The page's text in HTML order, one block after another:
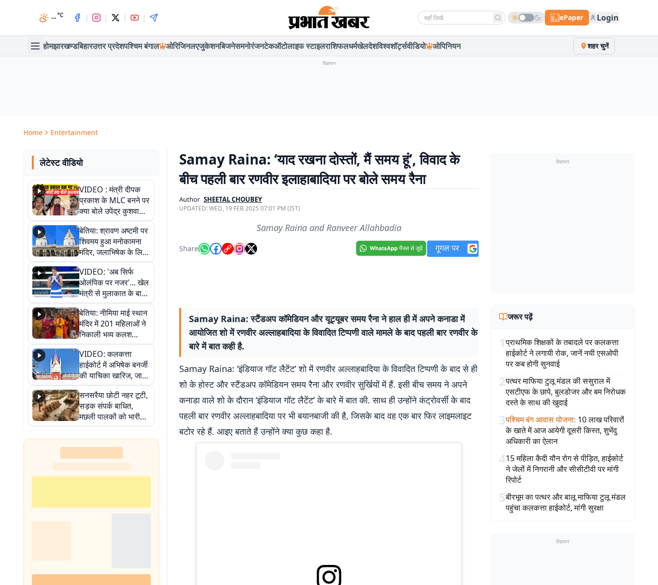
--°C | | | | Search news ePaper Login
होमझारखण्डबिहारउत्तर प्रदेशपश्चिम बंगाल ओरिजिनलएजुकेशनबिजनेसमनोरंजनटेकऑटोलाइफ स्टाइलराशिफलधर्मखेलदेशविश्वशॉर्ट्सवीडियो ओपिनियन शहर चुनें
विज्ञापन
Home Entertainment
लेटेस्ट वीडियो
VIDEO : मंत्री दीपक
प्रकाश के MLC बनने पर
क्या बोले उपेंद्र कुशवाहा,
सुनिए
बेतिया: श्रावण अष्टमी पर
शिवमय हुआ मनोकामना
मंदिर, जलाभिषेक के लिए
लगी लंबी कतारें
VIDEO: 'अब सिर्फ
ओलंपिक पर नजर'... खेल
मंत्री से मुलाकात के बाद
जैसमीन लंबोरिया का बड़ा
बयान
बेतिया: नीमिया माई स्थान
मंदिर में 201 महिलाओं ने
निकाली भव्य कलश
शोभायात्रा, शिवलिंग
प्राण-प्रतिष्ठा महोत्सव
शुरू
VIDEO: कलकत्ता
हाईकोर्ट में अभिषेक बनर्जी
की याचिका खारिज, जानें
क्या है पूरा मामला
सनसरैया छोटी नहर टूटी,
सड़क संपर्क बाधित,
मछली पालकों को भारी
नुकसान
Samay Raina: ‘याद रखना दोस्तों, मैं समय हूं’, विवाद के
बीच पहली बार रणवीर इलाहाबादिया पर बोले समय रैना
Author SHEETAL CHOUBEY
UPDATED:WED, 19 FEB 2025 07:01 PM (IST)
Samay Raina and Ranveer Allahbadia
Share
Samay Raina: स्टैंडअप कॉमेडियन और यूट्यूबर समय रैना ने हाल ही में अपने कनाडा में
आयोजित शो में रणवीर अल्लाहबादिया के विवादित टिप्पणी वाले मामले के बाद पहली बार रणवीर के
बारे में बात कही है.
Samay Raina: ‘इंडियाज गॉट लैटेंट’ शो में रणवीर अल्लाहबादिया के विवादित टिप्पणी के बाद से ही
शो के होस्ट और स्टैंडअप कॉमेडियन समय रैना और रणवीर सुर्खियों में हैं. इसी बीच समय ने अपने
कनाडा वाले शो के दौरान ‘इंडियाज गॉट लैटेंट’ के बारे में बात की. साथ ही उन्होंने कंट्रोवर्सी के बाद
पहली बार रणवीर अल्लाहबादिया पर भी बयानबाजी की है, जिसके बाद वह एक बार फिर लाइमलाइट
बटोर रहे हैं. आइए बताते हैं उन्होंने क्या कुछ कहा है.
विज्ञापन
जरूर पढ़ें
1प्राथमिक शिक्षकों के तबादले पर कलकत्ता
हाईकोर्ट ने लगायी रोक, जानें नयी एसओपी
पर कब होगी सुनवाई
2पत्थर माफिया टुलू मंडल की ससुराल में
एसटीएफ के छापे, बुलडोजर और बम निरोधक
दस्ते के साथ की खुदाई
3पश्चिम बंग आवास योजना: 10 लाख परिवारों
के खाते में आज आयेगी दूसरी किस्त, शुभेंदु
अधिकारी का ऐलान
415 महिला कैदी यौन रोग से पीड़ित, हाईकोर्ट
ने जेलों में निगरानी और सीसीटीवी पर मांगी
रिपोर्ट
5बीरभूम का पत्थर और बालू माफिया टुलू मंडल
पहुंचा कलकत्ता हाईकोर्ट, मांगी सुरक्षा
विज्ञापन